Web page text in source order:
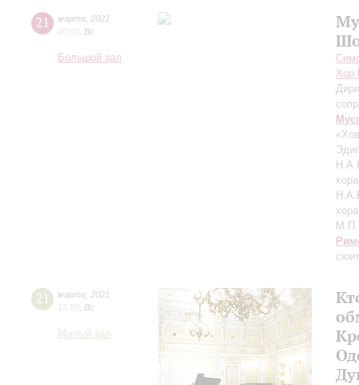
21 марта
2021
20:00 Вс
Большой зал
Хор
21 марта
2021
15:00 Вс
Малый зал